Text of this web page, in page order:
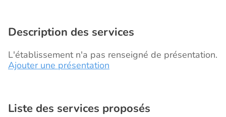
Description des services
L'établissement n'a pas renseigné de présentation.
Ajouter une présentation
Liste des services proposés